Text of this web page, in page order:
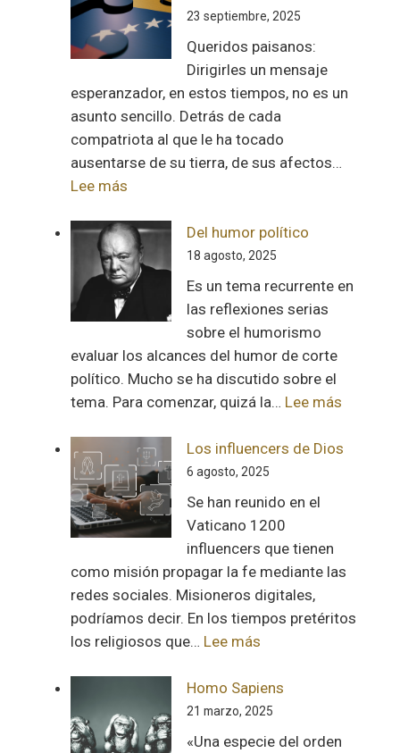
23 septiembre, 2025
Queridos paisanos:
Dirigirles un mensaje
esperanzador, en estos tiempos, no es un
asunto sencillo. Detrás de cada
compatriota al que le ha tocado
ausentarse de su tierra, de sus afectos…
Lee más:
a
la
diáspora
venezolana
Del humor político
18 agosto, 2025
Es un tema recurrente en
las reflexiones serias
sobre el humorismo
evaluar los alcances del humor de corte
político. Mucho se ha discutido sobre el
tema. Para comenzar, quizá la… Lee más:
humor
Los influencers de Dios
6 agosto, 2025
Se han reunido en el
Vaticano 1200
influencers que tienen
como misión propagar la fe mediante las
redes sociales. Misioneros digitales,
podríamos decir. En los tiempos pretéritos
los religiosos que… Lee más:
influencers
de
Dios
Homo Sapiens
21 marzo, 2025
«Una especie del orden